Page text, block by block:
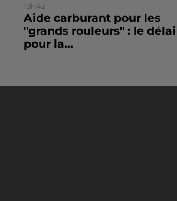
13h42
Aide carburant pour les
"grands rouleurs" : le délai
pour la...